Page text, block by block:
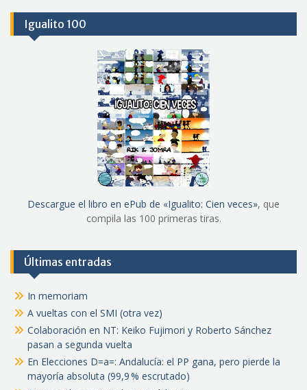
Igualito 100
Descargue el libro en ePub de «Igualito: Cien veces», que
compila las 100 primeras tiras.
Últimas entradas
In memoriam
A vueltas con el SMI (otra vez)
Colaboración en NT: Keiko Fujimori y Roberto Sánchez
pasan a segunda vuelta
En Elecciones D=a=: Andalucía: el PP gana, pero pierde la
mayoría absoluta (99,9 % escrutado)